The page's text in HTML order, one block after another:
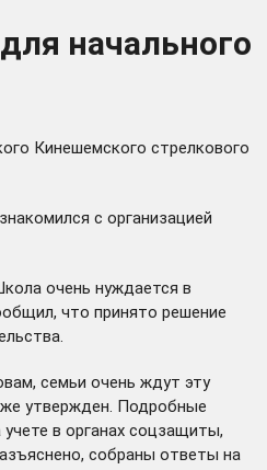
начального
Кинешемского стрелкового
с организацией
очень нуждается в
что принято решение
семьи очень ждут эту
утвержден. Подробные
учете в органах соцзащиты,
собраны ответы на